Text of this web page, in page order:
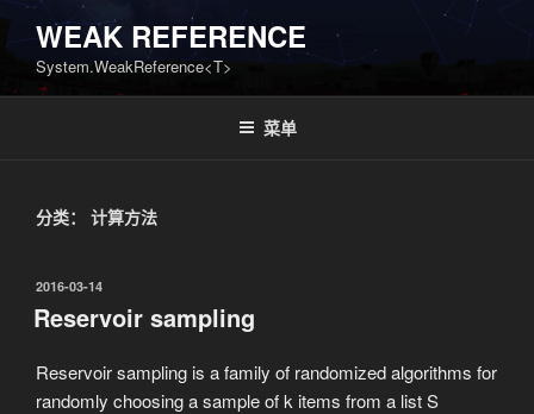
至
容
WEAK REFERENCE
System.WeakReference<T>
菜单
分类： 计算方法
发
布
于
2016-03-14
Reservoir sampling
Reservoir sampling is a family of randomized algorithms for
randomly choosing a sample of k items from a list S